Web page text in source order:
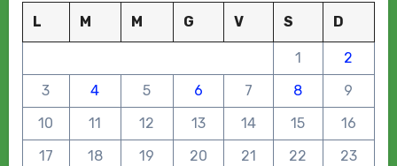
L M M G V S D
1
2
3
4 5 6 7 8
9
10
11 12 13 14 15
16
17
18 19 20 21 22
23